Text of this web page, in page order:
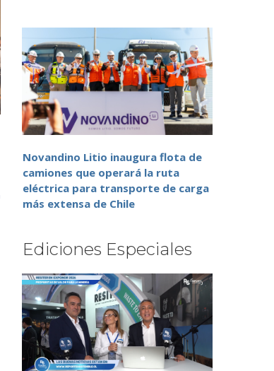
Novandino Litio inaugura flota de
camiones que operará la ruta
eléctrica para transporte de carga
más extensa de Chile
Ediciones Especiales